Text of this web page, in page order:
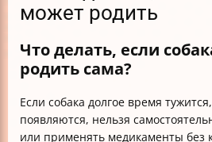
может родить
Что делать, если
родить сама?
Если собака долгое время
появляются, нельзя
или применять медикаменты без